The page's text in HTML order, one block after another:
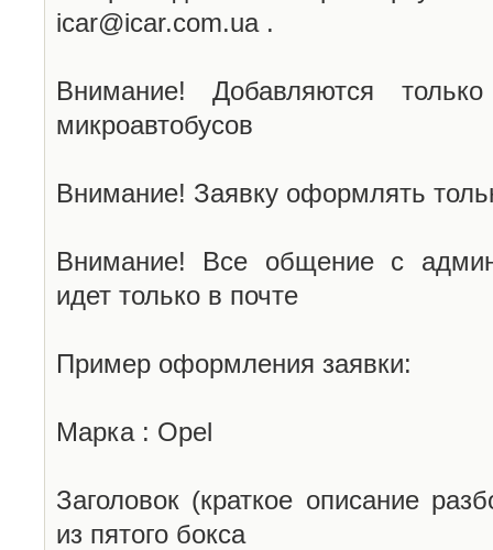
icar@icar.com.ua .
Внимание! Добавляются
микроавтобусов
Внимание! Заявку оформлять
Внимание! Все общение с
идет только в почте
Пример оформления заявки:
Марка : Opel
Заголовок (краткое описание
из пятого бокса